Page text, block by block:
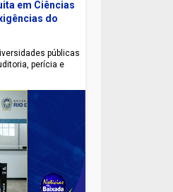
em Ciências
do
públicas
perícia e